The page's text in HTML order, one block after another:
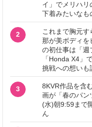
イ」でメリハ
下着みたいなも
2
これまで胸元
那が美ボディを
の初仕事は「週
「Honda X4」
挑戦への想いも
3
8KVR作品を含
画が「春のパン
(水)朝9:59まで
ん